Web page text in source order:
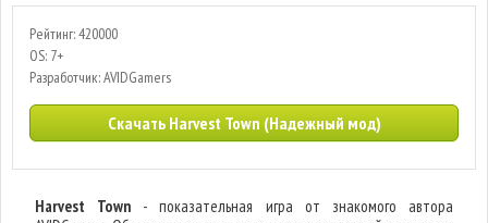
Рейтинг: 420000
OS: 7+
Разработчик: AVIDGamers
Скачать Harvest Town (Надежный мод)
Harvest Town - показательная игра от знакомого автора